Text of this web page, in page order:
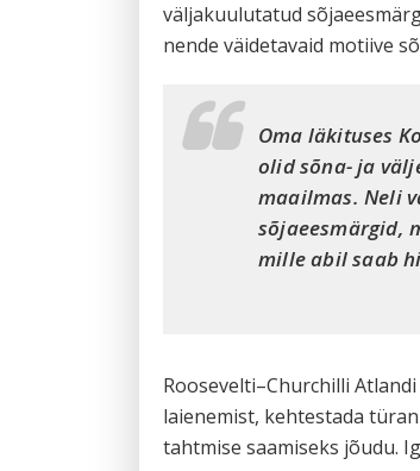
väljakuulutatud
nende väidetavaid motiive
Oma läkituses
olid sõna- ja
maailmas. Neli
sõjaeesmärgid,
mille abil saab
Roosevelti–Churchilli
laienemist, kehtestada
tahtmise saamiseks jõudu.